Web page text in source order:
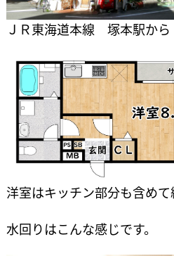
ＪＲ東海道本線 塚本駅か
洋室はキッチン部分も含めて
水回りはこんな感じです。